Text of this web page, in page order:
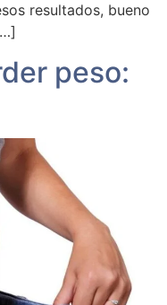
resultados, bueno
peso: